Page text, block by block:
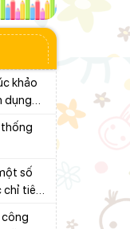
và giáo
nghẽn
trường
nguyên
dụng
kê
tiêu